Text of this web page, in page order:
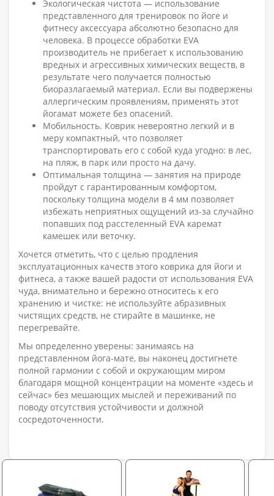
Экологическая чистота — использование
представленного для тренировок по йоге и
фитнесу аксессуара абсолютно безопасно для
человека. В процессе обработки EVA
производитель не прибегает к использованию
вредных и агрессивных химических веществ, в
результате чего получается полностью
биоразлагаемый материал. Если вы подвержены
аллергическим проявлениям, применять этот
йогамат можете без опасений.
Мобильность. Коврик невероятно легкий и в
меру компактный, что позволяет
транспортировать его с собой куда угодно: в лес,
на пляж, в парк или просто на дачу.
Оптимальная толщина — занятия на природе
пройдут с гарантированным комфортом,
поскольку толщина модели в 4 мм позволяет
избежать неприятных ощущений из-за случайно
попавших под расстеленный EVA каремат
камешек или веточку.
Хочется отметить, что с целью продления
эксплуатационных качеств этого коврика для йоги и
фитнеса, а также вашей радости от использования EVA
чуда, внимательно и бережно относитесь к его
хранению и чистке: не используйте абразивных
чистящих средств, не стирайте в машинке, не
перегревайте.
Мы определенно уверены: занимаясь на
представленном йога-мате, вы наконец достигнете
полной гармонии с собой и окружающим миром
благодаря мощной концентрации на моменте «здесь и
сейчас» без мешающих мыслей и переживаний по
поводу отсутствия устойчивости и должной
сосредоточенности.